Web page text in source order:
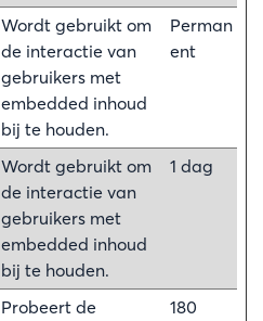
Wordt gebruikt om
de interactie van
gebruikers met
embedded inhoud
bij te houden.
Perman
ent
Wordt gebruikt om
de interactie van
gebruikers met
embedded inhoud
bij te houden.
1 dag
Probeert de
180